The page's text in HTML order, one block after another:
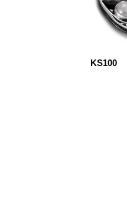
KS100